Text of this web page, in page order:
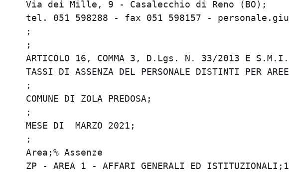
Via dei Mille, 9 - Casalecchio di Reno (BO);
tel. 051 598288 - fax 051 598157 -
;
;
ARTICOLO 16, COMMA 3, D.Lgs. N. 33/2013 E
TASSI DI ASSENZA DEL PERSONALE DISTINTI PER
;
COMUNE DI ZOLA PREDOSA;
;
MESE DI  MARZO 2021;
;
Area;% Assenze
ZP - AREA 1 - AFFARI GENERALI ED